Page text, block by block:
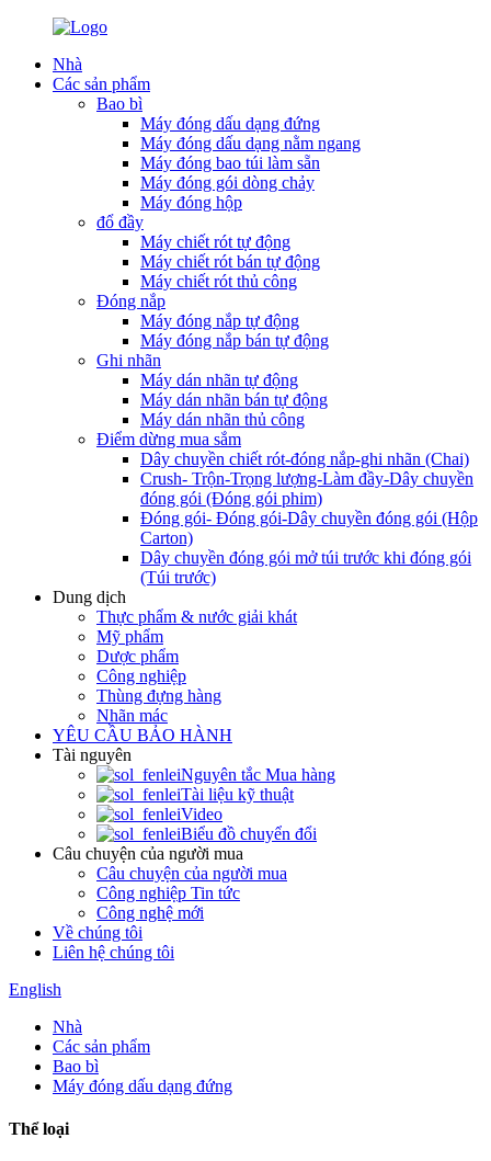
Nhà
Các sản phẩm
Bao bì
Máy đóng dấu dạng đứng
Máy đóng dấu dạng nằm ngang
Máy đóng bao túi làm sẵn
Máy đóng gói dòng chảy
Máy đóng hộp
đổ đầy
Máy chiết rót tự động
Máy chiết rót bán tự động
Máy chiết rót thủ công
Đóng nắp
Máy đóng nắp tự động
Máy đóng nắp bán tự động
Ghi nhãn
Máy dán nhãn tự động
Máy dán nhãn bán tự động
Máy dán nhãn thủ công
Điểm dừng mua sắm
Dây chuyền chiết rót-đóng nắp-ghi nhãn (Chai)
Crush- Trộn-Trọng lượng-Làm đầy-Dây chuyền
đóng gói (Đóng gói phim)
Đóng gói- Đóng gói-Dây chuyền đóng gói (Hộp
Carton)
Dây chuyền đóng gói mở túi trước khi đóng gói
(Túi trước)
Dung dịch
Thực phẩm & nước giải khát
Mỹ phẩm
Dược phẩm
Công nghiệp
Thùng đựng hàng
Nhãn mác
YÊU CẦU BẢO HÀNH
Tài nguyên
Nguyên tắc Mua hàng
Tài liệu kỹ thuật
Video
Biểu đồ chuyển đổi
Câu chuyện của người mua
Câu chuyện của người mua
Công nghiệp Tin tức
Công nghệ mới
Về chúng tôi
Liên hệ chúng tôi
English
Nhà
Các sản phẩm
Bao bì
Máy đóng dấu dạng đứng
Thể loại